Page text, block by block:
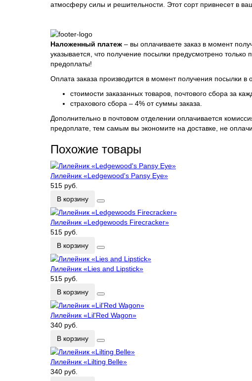
атмосферу силы и решительности. Этот сорт привнесет в
Наложенный платеж – вы оплачиваете заказ в момент
указывается, что получение посылки предусмотрено только
предоплаты!
Оплата заказа производится в момент получения посылки
стоимости заказанных товаров, почтового сбора за
страхового сбора – 4% от суммы заказа.
Дополнительно в почтовом отделении оплачивается
предоплате, тем самым вы экономите на доставке, не
Похожие товары
Лилейник «Ledgewood's Pansy Eye»
515 руб.
В корзину
Лилейник «Ledgewoods Firecracker»
515 руб.
В корзину
Лилейник «Lies and Lipstick»
515 руб.
В корзину
Лилейник «Lil'Red Wagon»
340 руб.
В корзину
Лилейник «Lilting Belle»
340 руб.